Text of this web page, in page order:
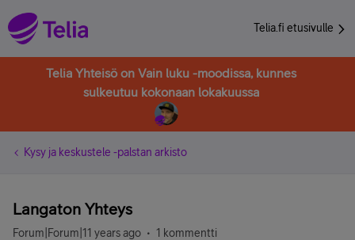
Telia.fi etusivulle
Telia Yhteisö on Vain luku -moodissa, kunnes
sulkeutuu kokonaan lokakuussa
Kysy ja keskustele -palstan arkisto
Langaton Yhteys
Forum|Forum|11 years ago 1 kommentti